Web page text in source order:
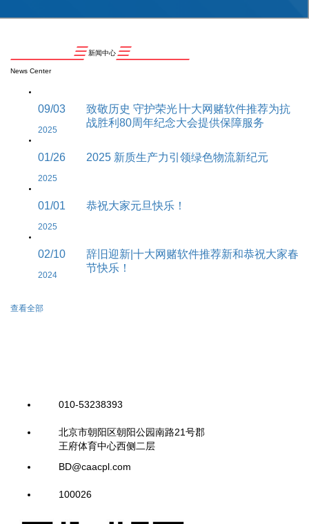
新闻中心
News Center
09/03
2025
致敬历史 守护荣光∣十大网赌软件推荐为抗
战胜利80周年纪念大会提供保障服务
01/26
2025
2025 新质生产力引领绿色物流新纪元
01/01
2025
恭祝大家元旦快乐！
02/10
2024
辞旧迎新|十大网赌软件推荐新和恭祝大家春
节快乐！
查看全部
010-53238393
北京市朝阳区朝阳公园南路21号郡
王府体育中心西侧二层
BD@caacpl.com
100026